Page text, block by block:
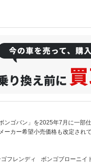
ンゴバン」を2025年7月に一部
ーカー希望小売価格も改定さ
フレンディ ボンゴブローニイ